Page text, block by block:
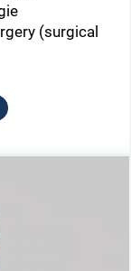
(surgical